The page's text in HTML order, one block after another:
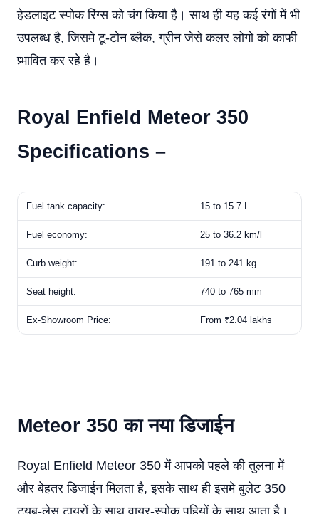
हेडलाइट स्पोक रिंग्स को चंग किया है। साथ ही यह कई रंगों में भी
उपलब्ध है, जिसमे टू-टोन ब्लैक, ग्रीन जेसे कलर लोगो को काफी
प्र्भावित कर रहे है।
Royal Enfield Meteor 350
Specifications –
Fuel tank capacity: 15 to 15.7 L
Fuel economy: 25 to 36.2 km/l
Curb weight: 191 to 241 kg
Seat height: 740 to 765 mm
Ex-Showroom Price: From ₹2.04 lakhs
Meteor 350 का नया डिजाईन
Royal Enfield Meteor 350 में आपको पहले की तुलना में
और बेहतर डिजाईन मिलता है, इसके साथ ही इसमे बुलेट 350
ट्यूब-लेस टायरों के साथ वायर-स्पोक पहियों के साथ आता है।